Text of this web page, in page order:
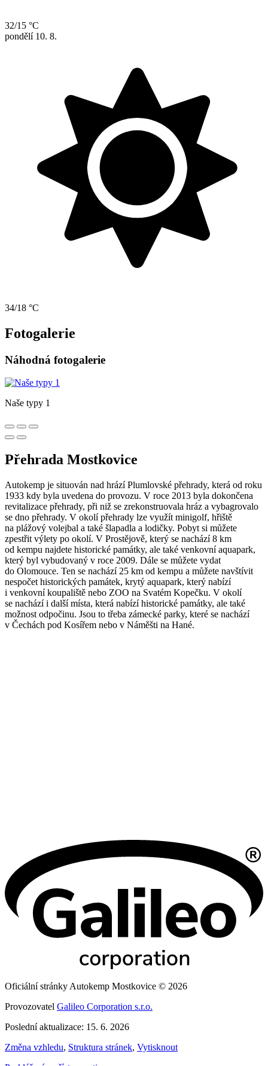
32/15 °C
pondělí 10. 8.
34/18 °C
Fotogalerie
Náhodná fotogalerie
Naše typy 1
Přehrada Mostkovice
Autokemp je situován nad hrází Plumlovské přehrady, která od roku
1933 kdy byla uvedena do provozu. V roce 2013 byla dokončena
revitalizace přehrady, při niž se zrekonstruovala hráz a vybagrovalo
se dno přehrady. V okolí přehrady lze využít minigolf, hřiště
na plážový volejbal a také šlapadla a lodičky. Pobyt si můžete
zpestřit výlety po okolí. V Prostějově, který se nachází 8 km
od kempu najdete historické památky, ale také venkovní aquapark,
který byl vybudovaný v roce 2009. Dále se můžete vydat
do Olomouce. Ten se nachází 25 km od kempu a můžete navštívit
nespočet historických památek, krytý aquapark, který nabízí
i venkovní koupaliště nebo ZOO na Svatém Kopečku. V okolí
se nachází i další místa, která nabízí historické památky, ale také
možnost odpočinu. Jsou to třeba zámecké parky, které se nachází
v Čechách pod Kosířem nebo v Náměšti na Hané.
Oficiální stránky Autokemp Mostkovice © 2026
Provozovatel Galileo Corporation s.r.o.
Poslední aktualizace: 15. 6. 2026
Změna vzhledu, Struktura stránek, Vytisknout